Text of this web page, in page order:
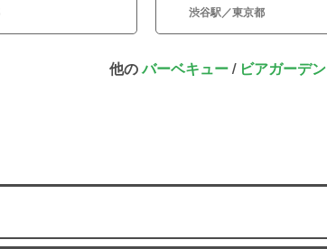
渋谷駅／東京都
他のバーベキュー/ ビアガーデン